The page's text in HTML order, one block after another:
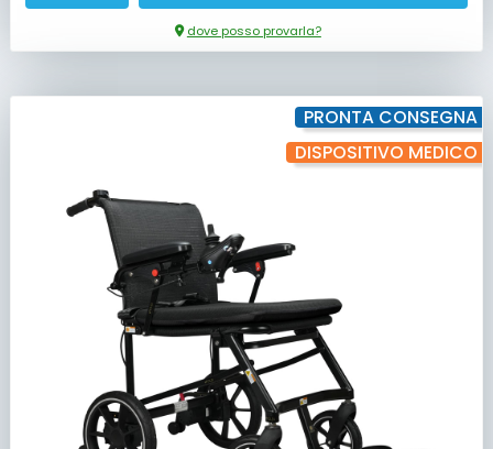
dove posso provarla?
PRONTA CONSEGNA
DISPOSITIVO MEDICO